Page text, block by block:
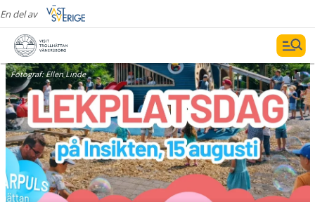
En del av
Fotograf:Ellen Linde